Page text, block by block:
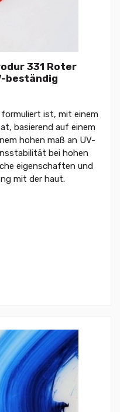
331 Roter
beständig
ist, mit einem
basierend auf einem
hohen maß an UV-
bei hohen
eigenschaften und
mit der haut.